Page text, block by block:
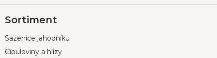
á
a
Sortiment
Sazenice jahodníku
Cibuloviny a hlízy